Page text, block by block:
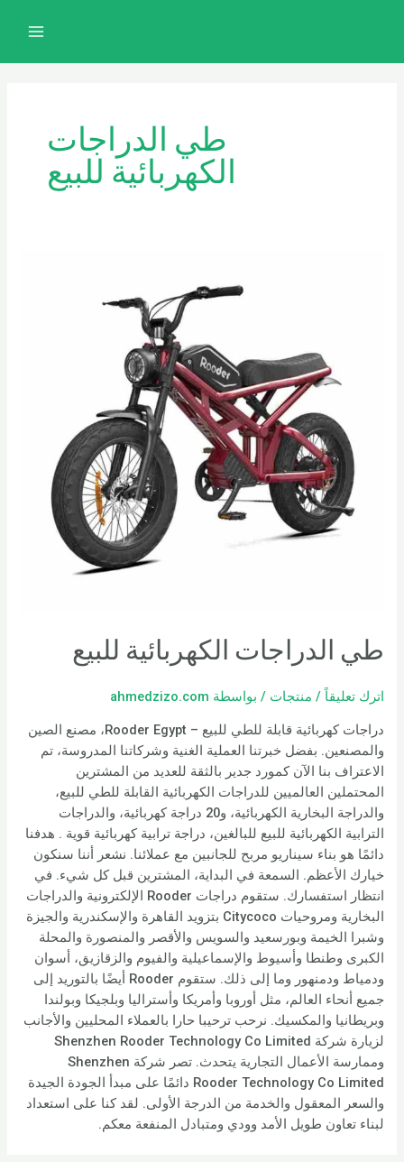
طي الدراجات
الكهربائية للبيع
طي الدراجات الكهربائية للبيع
اترك تعليقاً / منتجات / بواسطة ahmedzizo.com
دراجات كهربائية قابلة للطي للبيع – Rooder Egypt، مصنع الصين
والمصنعين. بفضل خبرتنا العملية الغنية وشركاتنا المدروسة، تم
الاعتراف بنا الآن كمورد جدير بالثقة للعديد من المشترين
المحتملين العالميين للدراجات الكهربائية القابلة للطي للبيع،
والدراجة البخارية الكهربائية، و20 دراجة كهربائية، والدراجات
الترابية الكهربائية للبيع للبالغين، دراجة ترابية كهربائية قوية . هدفنا
دائمًا هو بناء سيناريو مربح للجانبين مع عملائنا. نشعر أننا سنكون
خيارك الأعظم. السمعة في البداية، المشترين قبل كل شيء. في
انتظار استفسارك. ستقوم دراجات Rooder الإلكترونية والدراجات
البخارية ومروحيات Citycoco بتزويد القاهرة والإسكندرية والجيزة
وشبرا الخيمة وبورسعيد والسويس والأقصر والمنصورة والمحلة
الكبرى وطنطا وأسيوط والإسماعيلية والفيوم والزقازيق، أسوان
ودمياط ودمنهور وما إلى ذلك. ستقوم Rooder أيضًا بالتوريد إلى
جميع أنحاء العالم، مثل أوروبا وأمريكا وأستراليا وبلجيكا وبولندا
وبريطانيا والمكسيك. نرحب ترحيبا حارا بالعملاء المحليين والأجانب
لزيارة شركة Shenzhen Rooder Technology Co Limited
وممارسة الأعمال التجارية يتحدث. تصر شركة Shenzhen
Rooder Technology Co Limited دائمًا على مبدأ الجودة الجيدة
والسعر المعقول والخدمة من الدرجة الأولى. لقد كنا على استعداد
لبناء تعاون طويل الأمد وودي ومتبادل المنفعة معكم.